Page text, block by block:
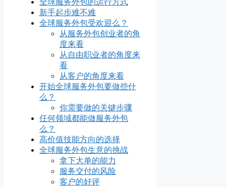
全球服务外包的运行方式
新手起步难不难
全球服务外包受欢迎么？
从服务外包创业者的角
度来看
从自由职业者的角度来
看
从客户的角度来看
开始全球服务外包要做些什
么？
你需要做的关键步骤
任何领域都能做服务外包
么？
高价值技能方向的选择
全球服务外包生意的挑战
拿下大单的能力
服务交付的风险
客户的好评